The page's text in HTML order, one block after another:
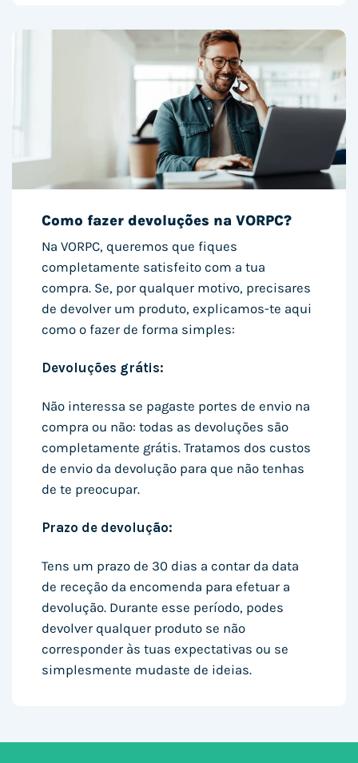
Como fazer devoluções na VORPC?
Na VORPC, queremos que fiques
completamente satisfeito com a tua
compra. Se, por qualquer motivo, precisares
de devolver um produto, explicamos-te aqui
como o fazer de forma simples:
Devoluções grátis:
Não interessa se pagaste portes de envio na
compra ou não: todas as devoluções são
completamente grátis. Tratamos dos custos
de envio da devolução para que não tenhas
de te preocupar.
Prazo de devolução:
Tens um prazo de 30 dias a contar da data
de receção da encomenda para efetuar a
devolução. Durante esse período, podes
devolver qualquer produto se não
corresponder às tuas expectativas ou se
simplesmente mudaste de ideias.